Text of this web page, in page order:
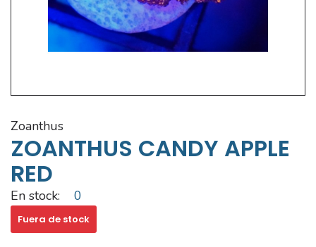
zoanthus
ZOANTHUS CANDY APPLE
RED
En stock: 0
Fuera de stock